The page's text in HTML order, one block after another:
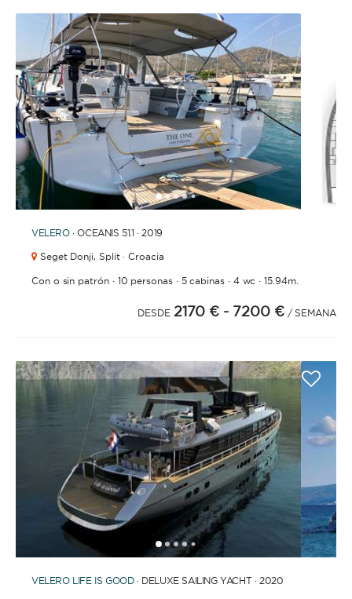
12345 67891011
VELERO · OCEANIS 51.1 · 2019
Seget Donji, Split · Croacia
Con o sin patrón· 10 personas· 5 cabinas· 4 wc ·15.94m.
DESDE 2170 € - 7200 € / SEMANA
12345 6 7 8
VELERO LIFE IS GOOD· DELUXE SAILING YACHT · 2020